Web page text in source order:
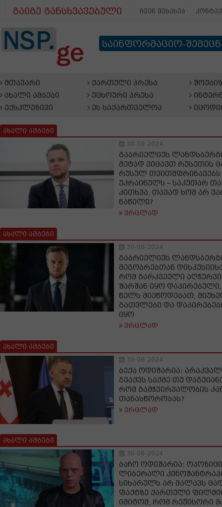
გაიგე განსხვავებული ჩვენ შესახებ
საინფორმაციო-
მთავარი
ახალი ამბები
ექსკლუზივი
ქართული პრესა
უცხოური პრესა
ეს საქართველოა
ახალი ამბები
30-08-2024
გაბრიელიუს
მეტად ვიცავთ რუსეთის
რუსულ თვითმფრინავებს
უკრაინულს – საკუთარ
კითხვა, თავად ხომ არ
ნაწილი?
ვრცლად
ახალი ამბები
30-08-2024
გაბრიელიუს
მეგობრებთან
რომ გარკვეული
შარშან იყო
წელს მიეწოდებათ,
გათვლები და
იყო
ვრცლად
ახალი ამბები
30-08-2024
ბექა ოდიშარია:
გვაქვს საქმე თუ
რომ გამჭვირვალობის
თანასწორობას?
ვრცლად
ახალი ამბები
30-08-2024
ბაჩო ოდიშარია:
ლიბერალი
სიხარულს არ მალავს
ფაქტზე ქართული
იმიტომ, რომ რეჟისორი